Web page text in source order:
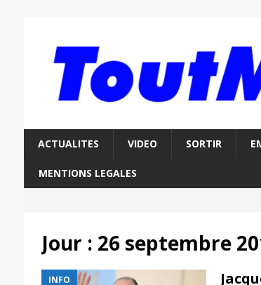
ACTUALITES VIDEO SORTIR
MENTIONS LEGALES
Jour : 26 septembre
INFO